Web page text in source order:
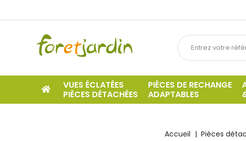
VUES ÉCLATÉES
PIÈCES DÉTACHÉES
PIÈCES DE RECHANGE
ADAPTABLES
Accueil Pièces